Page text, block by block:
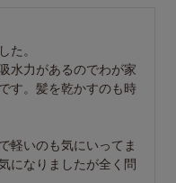
た。
水力があるのでわが家
す。髪を乾かすのも時
軽いのも気にいってま
になりましたが全く問